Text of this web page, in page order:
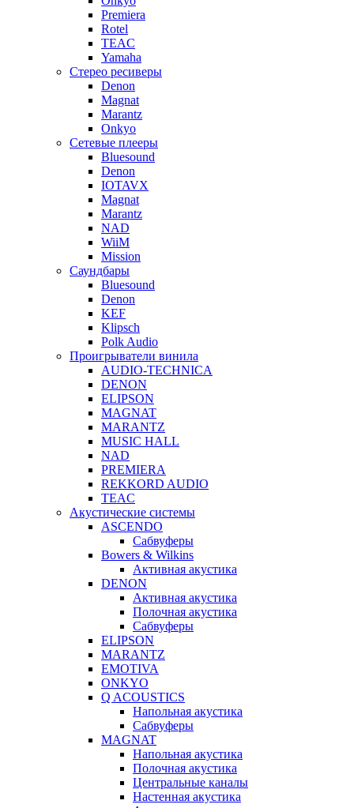
Premiera
Rotel
TEAC
Yamaha
Стерео ресиверы
Denon
Magnat
Marantz
Onkyo
Сетевые плееры
Bluesound
Denon
IOTAVX
Magnat
Marantz
NAD
WiiM
Mission
Саундбары
Bluesound
Denon
KEF
Klipsch
Polk Audio
Проигрыватели винила
AUDIO-TECHNICA
DENON
ELIPSON
MAGNAT
MARANTZ
MUSIC HALL
NAD
PREMIERA
REKKORD AUDIO
TEAC
Акустические системы
ASCENDO
Сабвуферы
Bowers & Wilkins
Активная акустика
DENON
Активная акустика
Полочная акустика
Сабвуферы
ELIPSON
MARANTZ
EMOTIVA
ONKYO
Q ACOUSTICS
Напольная акустика
Сабвуферы
MAGNAT
Напольная акустика
Полочная акустика
Центральные каналы
Настенная акустика